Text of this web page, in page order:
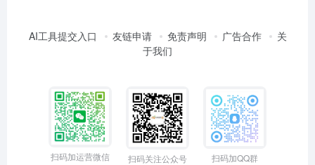
AI工具提交入口 友链申请 免责声明 广告合作
关
于我们
扫码加运营微信 扫码关注公众号 扫码加QQ群